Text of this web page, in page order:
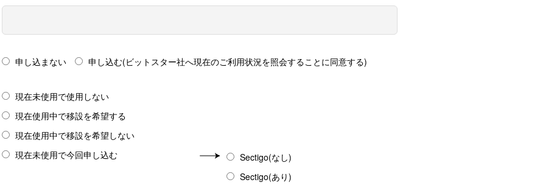
申し込まない 申し込む(ビットスター社へ現在のご利用状況を照会することに同意する)
現在未使用で使用しない
現在使用中で移設を希望する
現在使用中で移設を希望しない
現在未使用で今回申し込む
Sectigo(なし)
Sectigo(あり)